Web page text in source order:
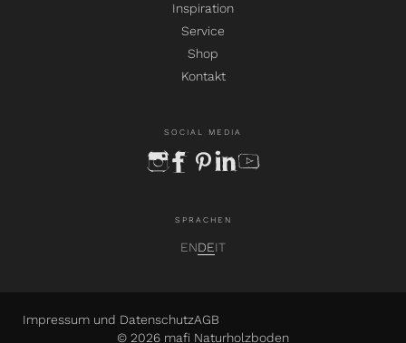
Inspiration
Service
Shop
Kontakt
SOCIAL MEDIA
instagram
facebook
pinterest
linkedinyoutube
SPRACHEN
ENDEIT
Impressum und DatenschutzAGB
© 2026 mafi Naturholzboden